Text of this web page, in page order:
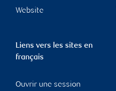
Website
Liens vers les sites en
français
Ouvrir une session